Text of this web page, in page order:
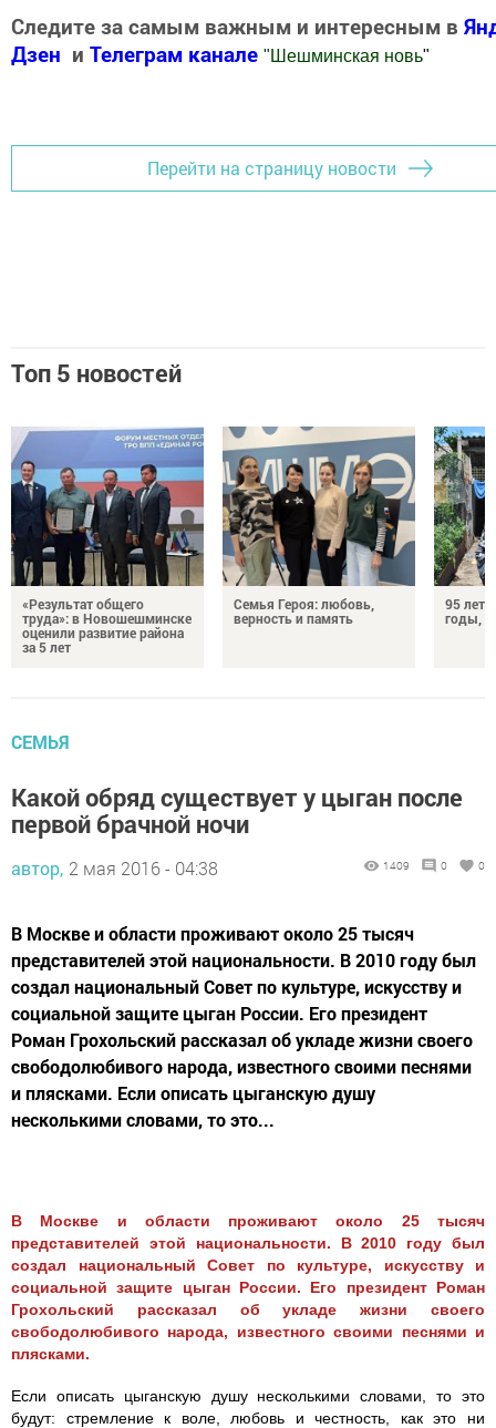
Следите за самым важным и интересным в
Дзен и Телеграм канале " Шешминская новь"
Перейти на страницу новости
Топ 5 новостей
«Результат общего
труда»: в Новошешминске
оценили развитие района
за 5 лет
Семья Героя: любовь,
верность и память
95 лет
годы,
СЕМЬЯ
Какой обряд существует у цыган после
первой брачной ночи
автор, 2 мая 2016 - 04:38 1409 0 0
В Москве и области проживают около 25 тысяч
представителей этой национальности. В 2010 году был
создал национальный Совет по культуре, искусству и
социальной защите цыган России. Его президент
Роман Грохольский рассказал об укладе жизни своего
свободолюбивого народа, известного своими песнями
и плясками. Если описать цыганскую душу
несколькими словами, то это...
В Москве и области проживают около 25 тысяч
представителей этой национальности. В 2010 году был
создал национальный Совет по культуре, искусству и
социальной защите цыган России. Его президент Роман
Грохольский рассказал об укладе жизни своего
свободолюбивого народа, известного своими песнями и
плясками.
Если описать цыганскую душу несколькими словами, то это
будут: стремление к воле, любовь и честность, как это ни